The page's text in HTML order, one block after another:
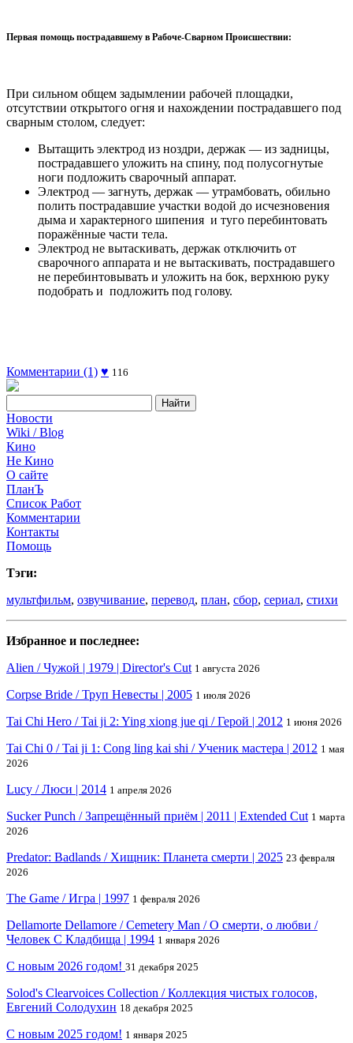
Первая помощь пострадавшему в Рабоче-Сварном Происшествии:
При сильном общем задымлении рабочей площадки,
отсутствии открытого огня и нахождении пострадавшего под
сварным столом, следует:
Вытащить электрод из ноздри, держак — из задницы,
пострадавшего уложить на спину, под полусогнутые
ноги подложить сварочный аппарат.
Электрод — загнуть, держак — утрамбовать, обильно
полить пострадавшие участки водой до исчезновения
дыма и характерного шипения и туго перебинтовать
поражённые части тела.
Электрод не вытаскивать, держак отключить от
сварочного аппарата и не вытаскивать, пострадавшего
не перебинтовывать и уложить на бок, верхнюю руку
подобрать и подложить под голову.
Комментарии (1) ♥ 116
Новости
Wiki / Blog
Кино
Не Кино
О сайте
ПланЪ
Список Работ
Комментарии
Контакты
Помощь
Тэги:
мультфильм, озвучивание, перевод, план, сбор, сериал, стихи
Избранное и последнее:
Alien / Чужой | 1979 | Director's Cut 1 августа 2026
Corpse Bride / Труп Невесты | 2005 1 июля 2026
Tai Chi Hero / Tai ji 2: Ying xiong jue qi / Герой | 2012 1 июня 2026
Tai Chi 0 / Tai ji 1: Cong ling kai shi / Ученик мастера | 2012 1 мая
2026
Lucy / Люси | 2014 1 апреля 2026
Sucker Punch / Запрещённый приём | 2011 | Extended Cut 1 марта
2026
Predator: Badlands / Хищник: Планета смерти | 2025 23 февраля
2026
The Game / Игра | 1997 1 февраля 2026
Dellamorte Dellamore / Cemetery Man / О смерти, о любви /
Человек С Кладбища | 1994 1 января 2026
С новым 2026 годом! 31 декабря 2025
Solod's Clearvoices Collection / Коллекция чистых голосов,
Евгений Солодухин 18 декабря 2025
С новым 2025 годом! 1 января 2025